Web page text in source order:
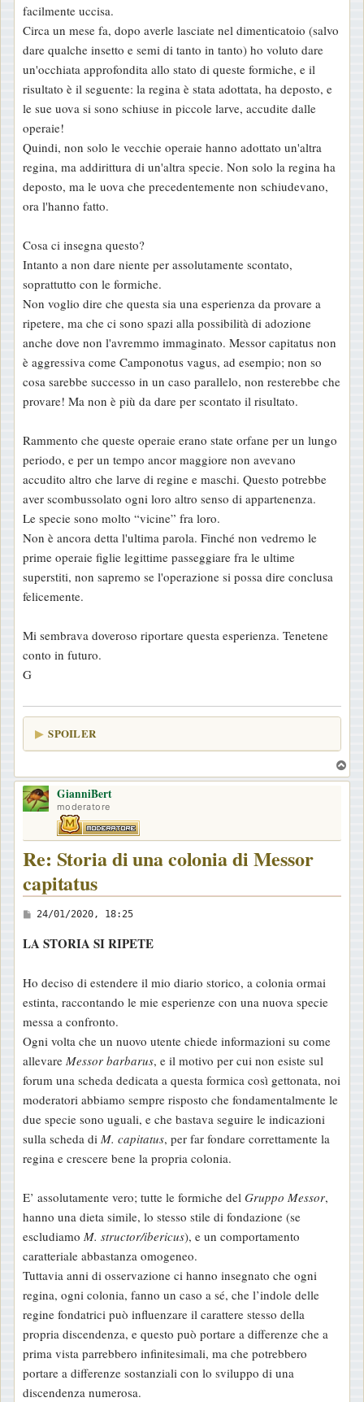
facilmente uccisa.
Circa un mese fa, dopo averle lasciate nel dimenticatoio (salvo
dare qualche insetto e semi di tanto in tanto) ho voluto dare
un'occhiata approfondita allo stato di queste formiche, e il
risultato è il seguente: la regina è stata adottata, ha deposto, e
le sue uova si sono schiuse in piccole larve, accudite dalle
operaie!
Quindi, non solo le vecchie operaie hanno adottato un'altra
regina, ma addirittura di un'altra specie. Non solo la regina ha
deposto, ma le uova che precedentemente non schiudevano,
ora l'hanno fatto.
Cosa ci insegna questo?
Intanto a non dare niente per assolutamente scontato,
soprattutto con le formiche.
Non voglio dire che questa sia una esperienza da provare a
ripetere, ma che ci sono spazi alla possibilità di adozione
anche dove non l'avremmo immaginato. Messor capitatus non
è aggressiva come Camponotus vagus, ad esempio; non so
cosa sarebbe successo in un caso parallelo, non resterebbe che
provare! Ma non è più da dare per scontato il risultato.
Rammento che queste operaie erano state orfane per un lungo
periodo, e per un tempo ancor maggiore non avevano
accudito altro che larve di regine e maschi. Questo potrebbe
aver scombussolato ogni loro altro senso di appartenenza.
Le specie sono molto “vicine” fra loro.
Non è ancora detta l'ultima parola. Finché non vedremo le
prime operaie figlie legittime passeggiare fra le ultime
superstiti, non sapremo se l'operazione si possa dire conclusa
felicemente.
Mi sembrava doveroso riportare questa esperienza. Tenetene
conto in futuro.
G
SPOILER
o
GianniBert
moderatore
Re: Storia di una colonia di Messor
capitatus
M
s
a
g
g
i
o
24/01/2020, 18:25
LA STORIA SI RIPETE
Ho deciso di estendere il mio diario storico, a colonia ormai
estinta, raccontando le mie esperienze con una nuova specie
messa a confronto.
Ogni volta che un nuovo utente chiede informazioni su come
allevare Messor barbarus, e il motivo per cui non esiste sul
forum una scheda dedicata a questa formica così gettonata, noi
moderatori abbiamo sempre risposto che fondamentalmente le
due specie sono uguali, e che bastava seguire le indicazioni
sulla scheda di M. capitatus, per far fondare correttamente la
regina e crescere bene la propria colonia.
E’ assolutamente vero; tutte le formiche del Gruppo Messor,
hanno una dieta simile, lo stesso stile di fondazione (se
escludiamo M. structor/ibericus), e un comportamento
caratteriale abbastanza omogeneo.
Tuttavia anni di osservazione ci hanno insegnato che ogni
regina, ogni colonia, fanno un caso a sé, che l’indole delle
regine fondatrici può influenzare il carattere stesso della
propria discendenza, e questo può portare a differenze che a
prima vista parrebbero infinitesimali, ma che potrebbero
portare a differenze sostanziali con lo sviluppo di una
discendenza numerosa.